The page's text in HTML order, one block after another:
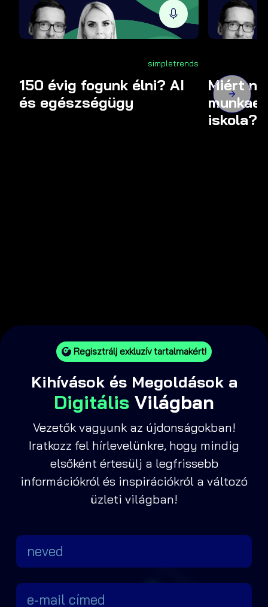
simpletrends
150 évig fogunk élni? AI
és egészségügy
Miért
iskola?
Regisztrálj exkluzív tartalmakért!
Kihívások és Megoldások a
Digitális Világban
Vezetők vagyunk az újdonságokban!
Iratkozz fel hírlevelünkre, hogy mindig
elsőként értesülj a legfrissebb
információkról és inspirációkról a változó
üzleti világban!